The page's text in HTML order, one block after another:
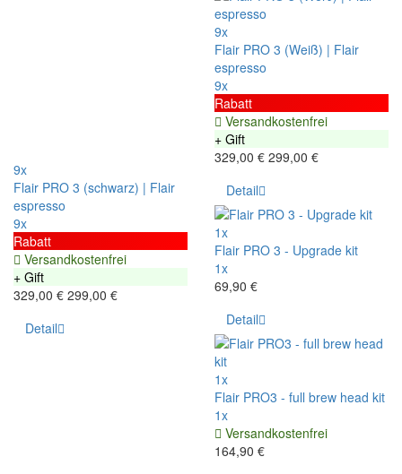
9x
Flair PRO 3 (schwarz) | Flair
espresso
9x
Rabatt
Versandkostenfrei
+ Gift
329,00 € 299,00 €
Detail
9x
Flair PRO 3 (Weiß) | Flair
espresso
9x
Rabatt
Versandkostenfrei
+ Gift
329,00 € 299,00 €
Detail
1x
Flair PRO 3 - Upgrade kit
1x
69,90 €
Detail
1x
Flair PRO3 - full brew head kit
1x
Versandkostenfrei
164,90 €